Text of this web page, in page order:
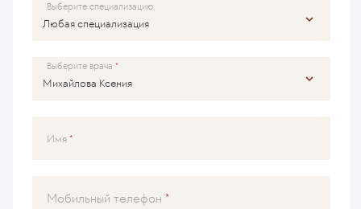
Выберите специализацию
Выберите врача
Имя
Мобильный телефон